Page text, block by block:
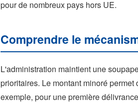
pour de nombreux pays hors UE.
Comprendre le
L'administration maintient une
prioritaires. Le montant minoré
exemple, pour une première